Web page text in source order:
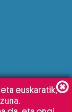
euskaratik,